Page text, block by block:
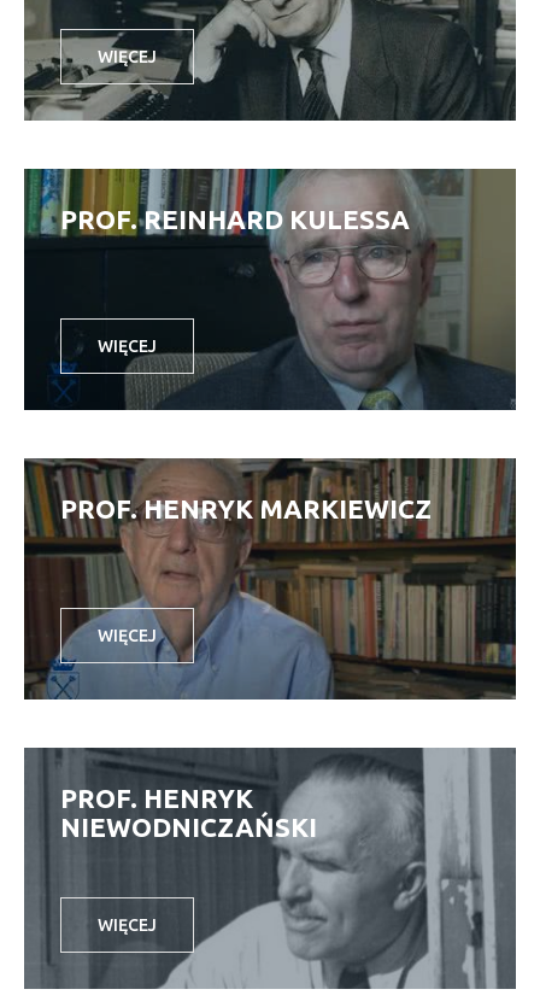
WIĘCEJ
PROF. REINHARD KULESSA
WIĘCEJ
PROF. HENRYK MARKIEWICZ
WIĘCEJ
PROF. HENRYK
NIEWODNICZAŃSKI
WIĘCEJ